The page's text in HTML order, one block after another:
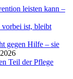
leisten kann –
ist, bleibt
gegen Hilfe – sie
Teil der Pflege